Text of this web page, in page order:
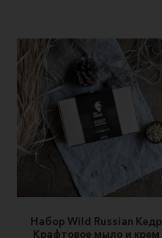
Набор Wild Russian Кедр
Крафтовое мыло и крем